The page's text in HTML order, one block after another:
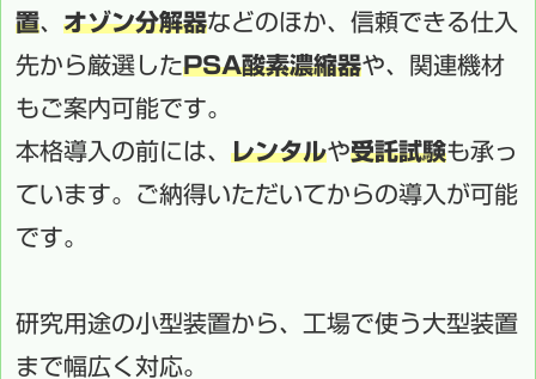
置、 オゾン分解器などのほか、信頼できる仕入
先から厳選したPSA酸素濃縮器や、関連機材
もご案内可能です。
本格導入の前には、 レンタルや受託試験も承っ
ています。ご納得いただいてからの導入が可能
です。
研究用途の小型装置から、工場で使う大型装置
まで幅広く対応。